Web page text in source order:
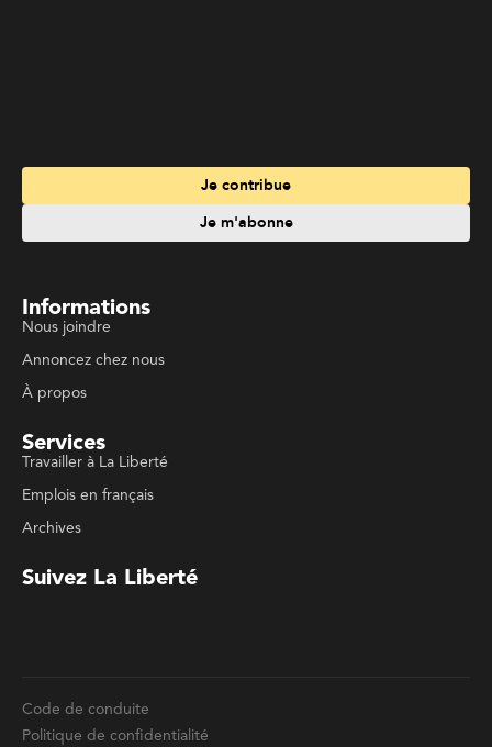
Informations
Services
Travailler à La Liberté
Emplois en français
Suivez La Liberté